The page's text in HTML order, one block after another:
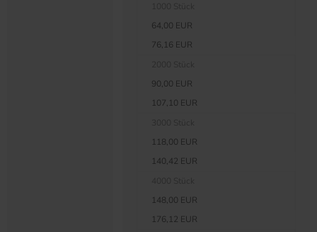
64,00 EUR
76,16 EUR
90,00 EUR
107,10 EUR
118,00 EUR
140,42 EUR
148,00 EUR
176,12 EUR